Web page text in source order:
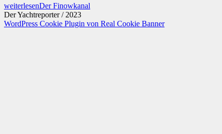
weiterlesenDer Finowkanal
Der Yachtreporter / 2023
WordPress Cookie Plugin von Real Cookie Banner